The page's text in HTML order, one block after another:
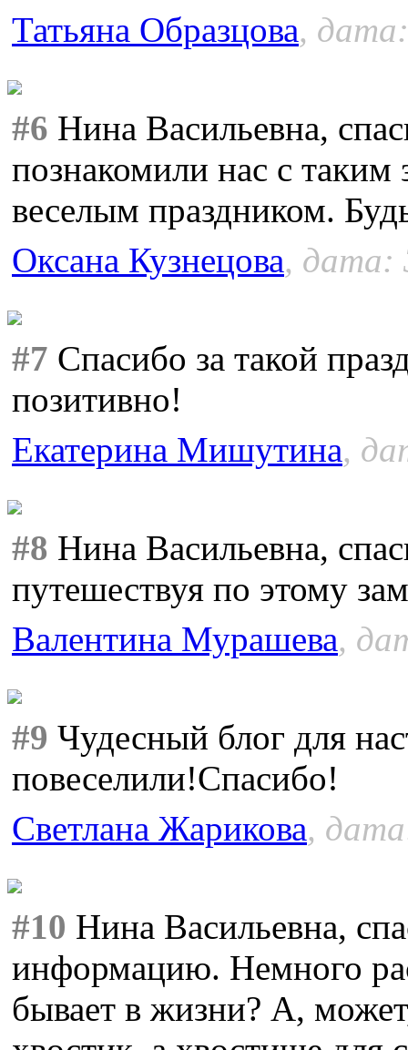
Татьяна Образцова,
#6 Нина Васильевна,
познакомили нас с
веселым праздником.
Оксана Кузнецова, дата:
#7 Спасибо за такой
позитивно!
Екатерина Мишутина,
#8 Нина Васильевна,
путешествуя по этому
Валентина Мурашева,
#9 Чудесный блог для
повеселили!Спасибо!
Светлана Жарикова,
#10 Нина Васильевна,
информацию. Немного
бывает в жизни? А,